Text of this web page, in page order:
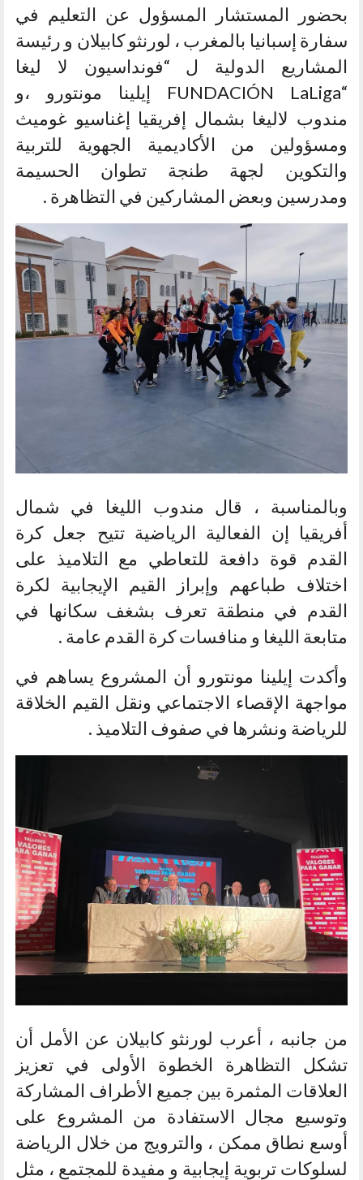
بحضور المستشار المسؤول عن التعليم في
سفارة إسبانيا بالمغرب ، لورنثو كابيلان و رئيسة
المشاريع الدولية ل “فونداسيون لا ليغا
“FUNDACIÓN LaLiga إيلينا مونتورو ،و
مندوب لاليغا بشمال إفريقيا إغناسيو غوميث
ومسؤولين من الأكاديمية الجهوية للتربية
والتكوين لجهة طنجة تطوان الحسيمة
ومدرسين وبعض المشاركين في التظاهرة .
وبالمناسبة ، قال مندوب الليغا في شمال
أفريقيا إن الفعالية الرياضية تتيح جعل كرة
القدم قوة دافعة للتعاطي مع التلاميذ على
اختلاف طباعهم وإبراز القيم الإيجابية لكرة
القدم في منطقة تعرف بشغف سكانها في
متابعة الليغا و منافسات كرة القدم عامة .
وأكدت إيلينا مونتورو أن المشروع يساهم في
مواجهة الإقصاء الاجتماعي ونقل القيم الخلاقة
للرياضة ونشرها في صفوف التلاميذ .
من جانبه ، أعرب لورنثو كابيلان عن الأمل أن
تشكل التظاهرة الخطوة الأولى في تعزيز
العلاقات المثمرة بين جميع الأطراف المشاركة
وتوسيع مجال الاستفادة من المشروع على
أوسع نطاق ممكن ، والترويج من خلال الرياضة
لسلوكات تربوية إيجابية و مفيدة للمجتمع ، مثل